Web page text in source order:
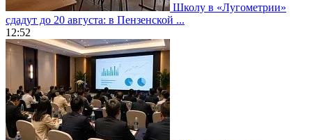
Школу в «Лугометрии»
сдадут до 20 августа: в Пензенской ...
12:52